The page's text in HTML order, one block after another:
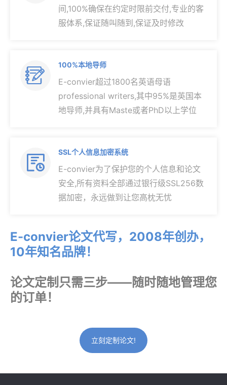
间,100%确保在约定时限前交付,专业的客
服体系,保证随叫随到,保证及时修改

100%本地导师
E-convier超过1800名英语母语
professional writers,其中95%是英国本
地导师,并具有Maste或者PhD以上学位

SSL个人信息加密系统
E-convier为了保护您的个人信息和论文
安全,所有资料全部通过银行级SSL256数
据加密，永远做到让您高枕无忧
E-convier论文代写，2008年创办，
10年知名品牌！
论文定制只需三步——随时随地管理您
的订单！
立刻定制论文!